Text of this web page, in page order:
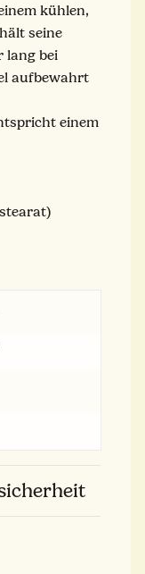
kühlen,
seine
lang bei
aufbewahrt
einem